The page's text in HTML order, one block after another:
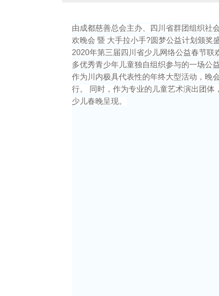
由成都慈善总会主办、四川省群团组织社
欢晚会 暨 大手拉小手?圆梦公益计划颁奖
2020年第三届四川省少儿网络公益春节
多优秀青少年儿童独自组织参与的一场公
作为川内极具代表性的年终大型活动，晚
行。 同时，作为专业的儿童艺术演出团
少儿春晚呈现。